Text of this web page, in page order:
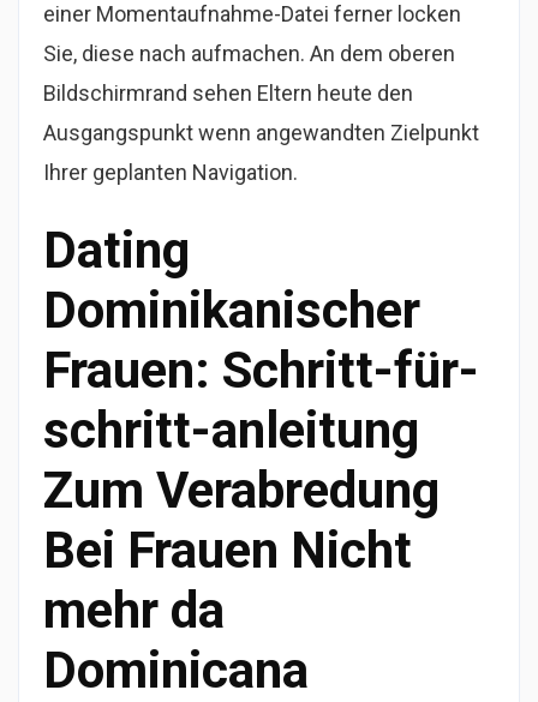
einer Momentaufnahme-Datei ferner locken
Sie, diese nach aufmachen. An dem oberen
Bildschirmrand sehen Eltern heute den
Ausgangspunkt wenn angewandten Zielpunkt
Ihrer geplanten Navigation.
Dating
Dominikanischer
Frauen: Schritt-für-
schritt-anleitung
Zum Verabredung
Bei Frauen Nicht
mehr da
Dominicana